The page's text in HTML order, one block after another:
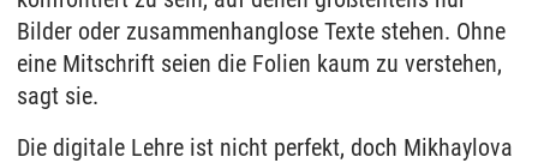
Bilder oder zusammenhanglose Texte stehen. Ohne
eine Mitschrift seien die Folien kaum zu verstehen,
sagt sie.
Die digitale Lehre ist nicht perfekt, doch Mikhaylova